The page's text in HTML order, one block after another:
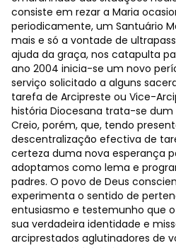
consiste em rezar a Maria
periodicamente, um Santuário
mais e só a vontade de
ajuda da graça, nos catapulta
ano 2004 inicia-se um novo
serviço solicitado a alguns
tarefa de Arcipreste ou Vice-
história Diocesana trata-se
Creio, porém, que, tendo
descentralização efectiva de
certeza duma nova esperança
adoptamos como lema e
padres. O povo de Deus
experimenta o sentido de
entusiasmo e testemunho que
sua verdadeira identidade e
arciprestados aglutinadores de